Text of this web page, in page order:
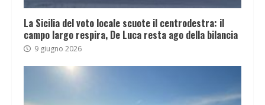
La Sicilia del voto locale scuote il centrodestra: il
campo largo respira, De Luca resta ago della bilancia
9 giugno 2026